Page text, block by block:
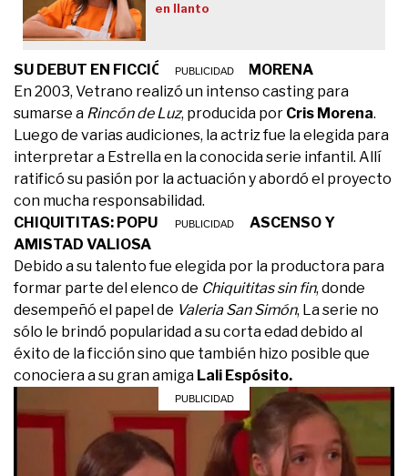
en llanto
SU DEBUT EN FICCIÓN CON CRIS MORENA
En 2003, Vetrano realizó un intenso casting para
sumarse a Rincón de Luz, producida por Cris Morena.
Luego de varias audiciones, la actriz fue la elegida para
interpretar a Estrella en la conocida serie infantil. Allí
ratificó su pasión por la actuación y abordó el proyecto
con mucha responsabilidad.
CHIQUITITAS: POPULARIDAD EN ASCENSO Y
AMISTAD VALIOSA
Debido a su talento fue elegida por la productora para
formar parte del elenco de Chiquititas sin fin, donde
desempeñó el papel de Valeria San Simón, La serie no
sólo le brindó popularidad a su corta edad debido al
éxito de la ficción sino que también hizo posible que
conociera a su gran amiga Lali Espósito.